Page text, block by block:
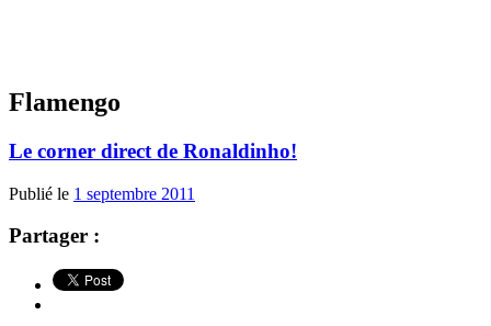
Flamengo
Le corner direct de Ronaldinho!
Publié le 1 septembre 2011
Partager :